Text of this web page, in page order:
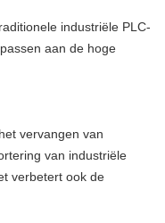
industriële PLC-
aan de hoge
vervangen van
van industriële
verbetert ook de